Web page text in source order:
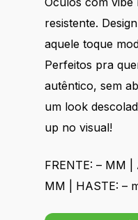
resistente.
aquele toque
Perfeitos pra
autêntico, sem
um look
up no visual!
FRENTE: – MM |
MM | HASTE: –